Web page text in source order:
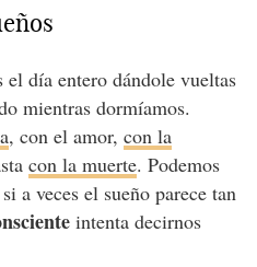
el día entero dándole vueltas
mientras dormíamos.
, con el amor, con la
con la muerte. Podemos
a veces el sueño parece tan
intenta decirnos